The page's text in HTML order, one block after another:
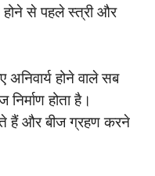
होने से पहले स्त्री और
होने वाले सब
होता है।
हैं और बीज ग्रहण करने